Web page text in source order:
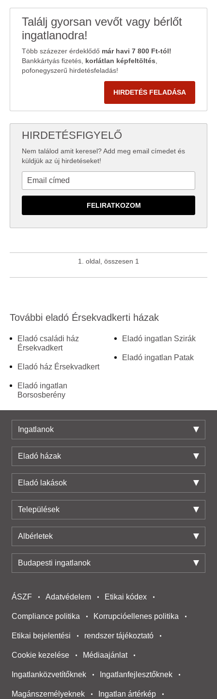
Találj gyorsan vevőt vagy bérlőt
ingatlanodra!
Több százezer érdeklődő már havi 7 800 Ft-tól!
Bankkártyás fizetés, korlátlan képfeltöltés
pofonegyszerű hirdetésfeladás!
HIRDETÉS FELADÁSA
HIRDETÉSFIGYELŐ
Nem találod amit keresel? Add meg email címedet és
küldjük az új hirdetéseket!
1. oldal, összesen 1
További eladó Érsekvadkerti házak
Eladó családi ház
Érsekvadkert
Eladó ház Érsekvadkert
Eladó ingatlan
Borsosberény
Eladó ingatlan Szirák
Eladó ingatlan Patak
Ingatlanok
Eladó házak
Eladó lakások
Települések
Albérletek
Budapesti ingatlanok
ÁSZF Adatvédelem Etikai kódex
Compliance politika Korrupcióellenes politika
Etikai bejelentési rendszer tájékoztató
Cookie kezelése Médiaajánlat
Ingatlanközvetítőknek Ingatlanfejlesztőknek
Magánszemélyeknek Ingatlan ártérkép